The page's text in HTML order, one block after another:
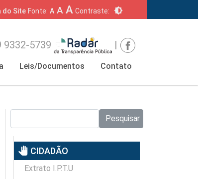
do Site Fonte: A A A Contraste: brightness_6
9332-5739 |
Leis/Documentos Contato
Pesquisar
pan_tool CIDADÃO
Extrato I.P.T.U